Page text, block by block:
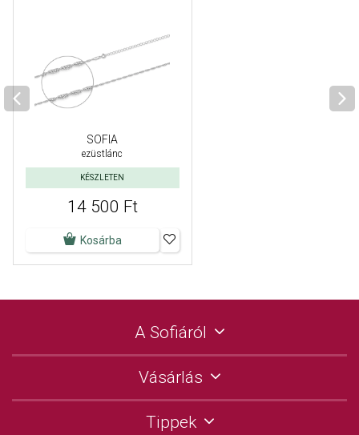
SOFIA
ezüstlánc
KÉSZLETEN
14 500 Ft
Kosárba
A Sofiáról
Vásárlás
Tippek